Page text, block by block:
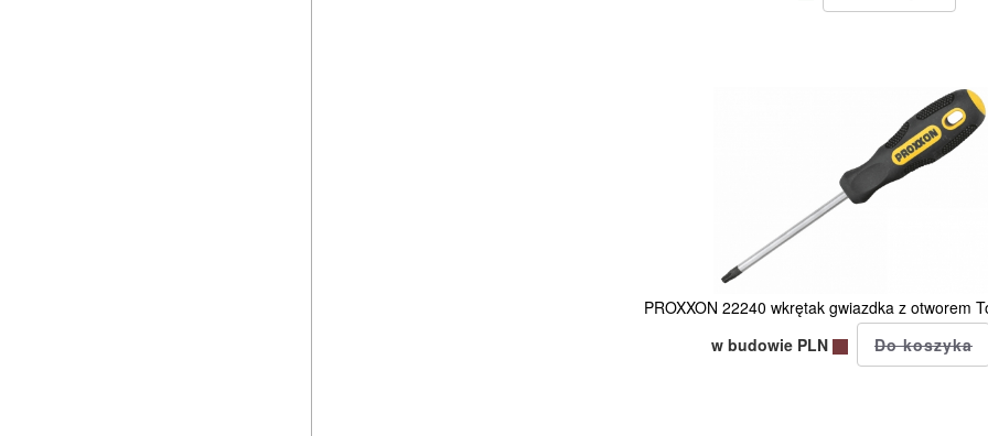
PROXXON 22240 wkrętak gwiazdka z otworem
w budowie PLN